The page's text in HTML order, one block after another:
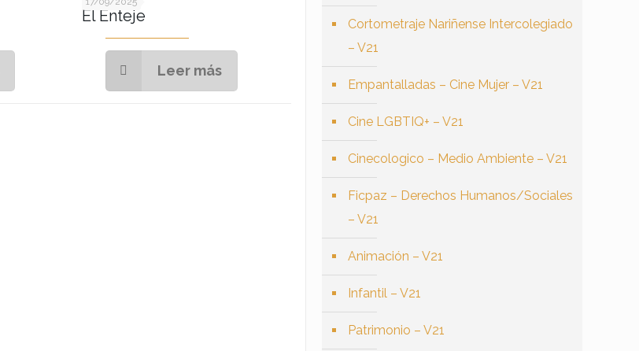
El Enteje
Leer más
Cortometraje Nariñense Intercolegiado
– V21
Empantalladas – Cine Mujer – V21
Cine LGBTIQ+ – V21
Cinecologico – Medio Ambiente – V21
Ficpaz – Derechos Humanos/Sociales
– V21
Animación – V21
Infantil – V21
Patrimonio – V21